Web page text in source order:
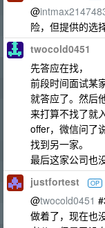
@
险，但提供的选
twocold0451
先答应在找，
前段时间面试某
就答应了。然后
来打算不找了就
offer，微信问了
找到另一家。
最后这家公司也
justfortest OP
@twocold0451
做着了，现在也